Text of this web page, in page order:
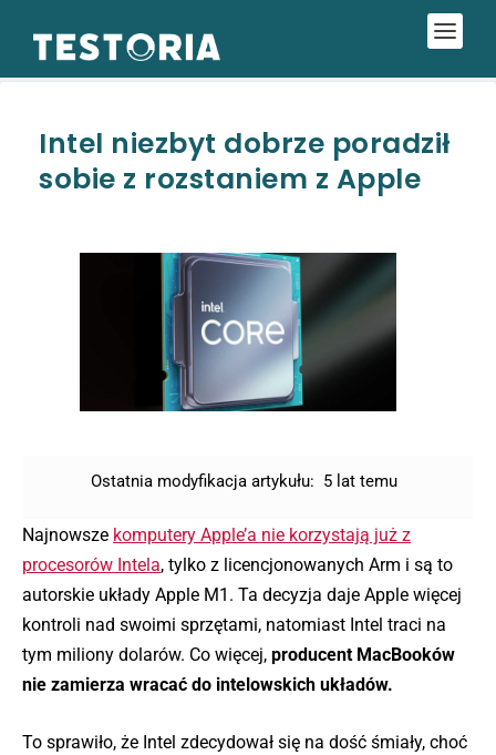
Intel niezbyt dobrze poradził
sobie z rozstaniem z Apple
Ostatnia modyfikacja artykułu: 5 lat temu
Najnowsze komputery Apple’a nie korzystają już z
procesorów Intela, tylko z licencjonowanych Arm i są to
autorskie układy Apple M1. Ta decyzja daje Apple więcej
kontroli nad swoimi sprzętami, natomiast Intel traci na
tym miliony dolarów. Co więcej, producent MacBooków
nie zamierza wracać do intelowskich układów.
To sprawiło, że Intel zdecydował się na dość śmiały, choć